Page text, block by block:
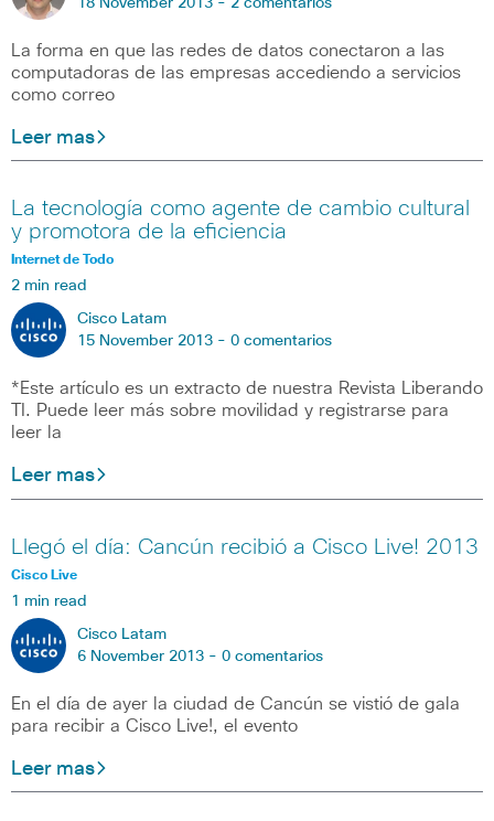
La forma en que las redes de datos conectaron a las
computadoras de las empresas accediendo a servicios
como correo
Leer mas
La tecnología como agente de cambio cultural
y promotora de la eficiencia
Internet de Todo
2 min read
Cisco Latam
15 November 2013 - 0 comentarios
*Este artículo es un extracto de nuestra Revista Liberando
TI. Puede leer más sobre movilidad y registrarse para
leer la
Leer mas
Llegó el día: Cancún recibió a Cisco Live! 2013
Cisco Live
1 min read
Cisco Latam
6 November 2013 - 0 comentarios
En el día de ayer la ciudad de Cancún se vistió de gala
para recibir a Cisco Live!, el evento
Leer mas